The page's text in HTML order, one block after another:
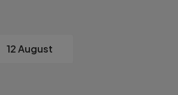
12 August